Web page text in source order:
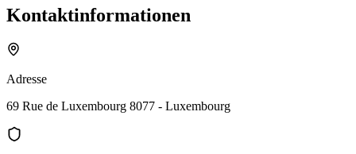
Kontaktinformationen
Adresse
69 Rue de Luxembourg 8077 - Luxembourg